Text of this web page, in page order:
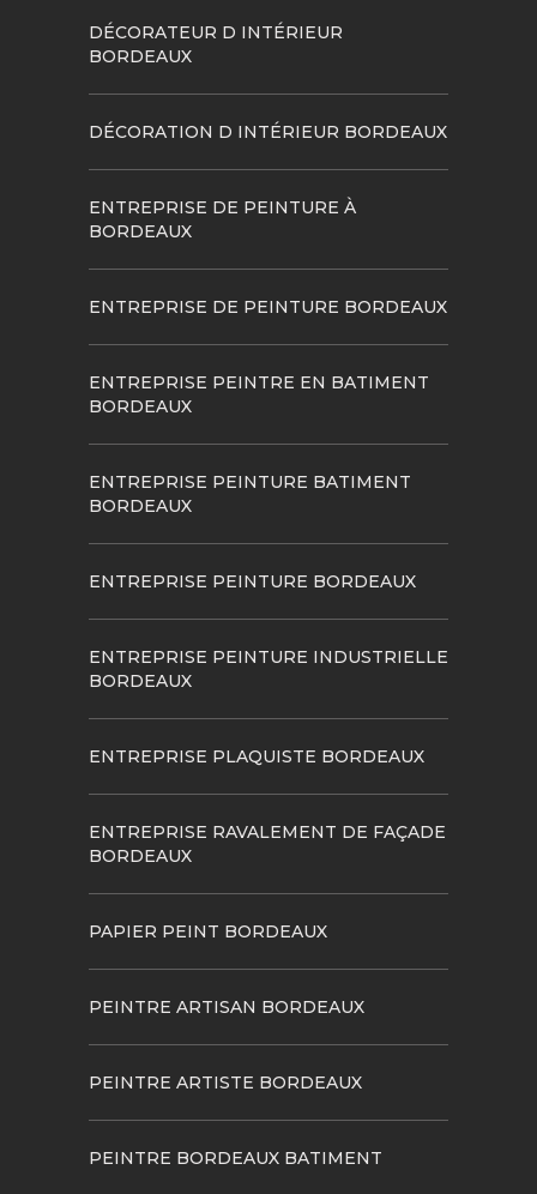
DÉCORATEUR D INTÉRIEUR
BORDEAUX
DÉCORATION D INTÉRIEUR BORDEAUX
ENTREPRISE DE PEINTURE À
BORDEAUX
ENTREPRISE DE PEINTURE BORDEAUX
ENTREPRISE PEINTRE EN BATIMENT
BORDEAUX
ENTREPRISE PEINTURE BATIMENT
BORDEAUX
ENTREPRISE PEINTURE BORDEAUX
ENTREPRISE PEINTURE INDUSTRIELLE
BORDEAUX
ENTREPRISE PLAQUISTE BORDEAUX
ENTREPRISE RAVALEMENT DE FAÇADE
BORDEAUX
PAPIER PEINT BORDEAUX
PEINTRE ARTISAN BORDEAUX
PEINTRE ARTISTE BORDEAUX
PEINTRE BORDEAUX BATIMENT